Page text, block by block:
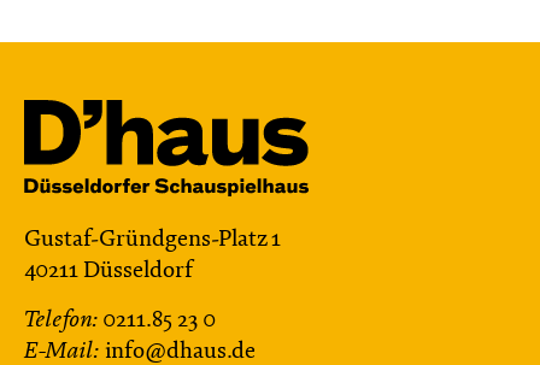
Gustaf-Gründgens-Platz 1
40211 Düsseldorf
Telefon: 0211.85 23 0
E-Mail: info@dhaus.de